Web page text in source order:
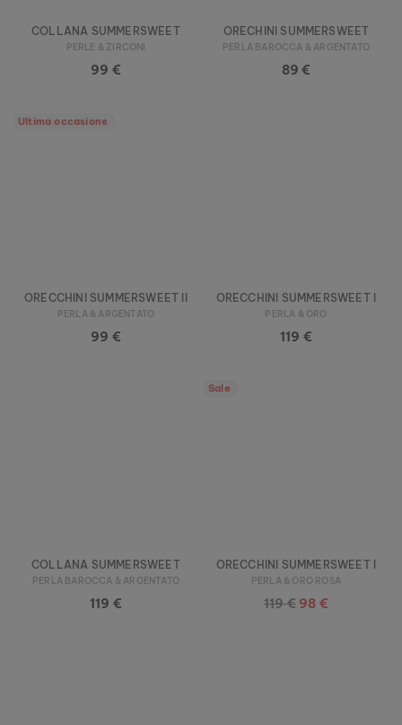
COLLANA SUMMERSWEET
PERLE & ZIRCONI
99 €
ORECHINI SUMMERSWEET
PERLA BAROCCA & ARGENTATO
89 €
Ultima occasione
ORECCHINI SUMMERSWEET II
PERLA & ARGENTATO
99 €
ORECCHINI SUMMERSWEET I
PERLA & ORO
119 €
COLLANA SUMMERSWEET
PERLA BAROCCA & ARGENTATO
119 €
Sale
ORECCHINI SUMMERSWEET I
PERLA & ORO ROSA
119 € 98 €